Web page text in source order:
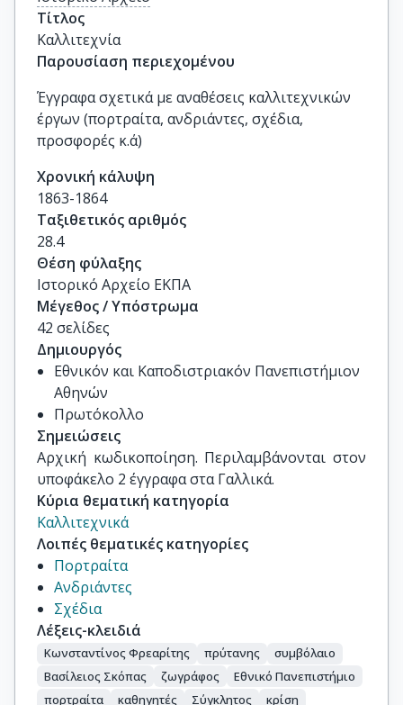
Τίτλος
Καλλιτεχνία
Παρουσίαση περιεχομένου
Έγγραφα σχετικά με αναθέσεις καλλιτεχνικών
έργων (πορτραίτα, ανδριάντες, σχέδια,
προσφορές κ.ά)
Χρονική κάλυψη
1863-1864
Ταξιθετικός αριθμός
28.4
Θέση φύλαξης
Ιστορικό Αρχείο ΕΚΠΑ
Μέγεθος / Υπόστρωμα
42 σελίδες
Δημιουργός
Εθνικόν και Καποδιστριακόν Πανεπιστήμιον
Αθηνών
Πρωτόκολλο
Σημειώσεις
Αρχική κωδικοποίηση. Περιλαμβάνονται στον
υποφάκελο 2 έγγραφα στα Γαλλικά.
Κύρια θεματική κατηγορία
Καλλιτεχνικά
Λοιπές θεματικές κατηγορίες
Πορτραίτα
Ανδριάντες
Σχέδια
Λέξεις-κλειδιά
Κωνσταντίνος Φρεαρίτης πρύτανης
συμβόλαιο
Βασίλειος Σκόπας
ζωγράφος
Εθνικό Πανεπιστήμιο
πορτραίτα
καθηγητές Σύγκλητος
κρίση